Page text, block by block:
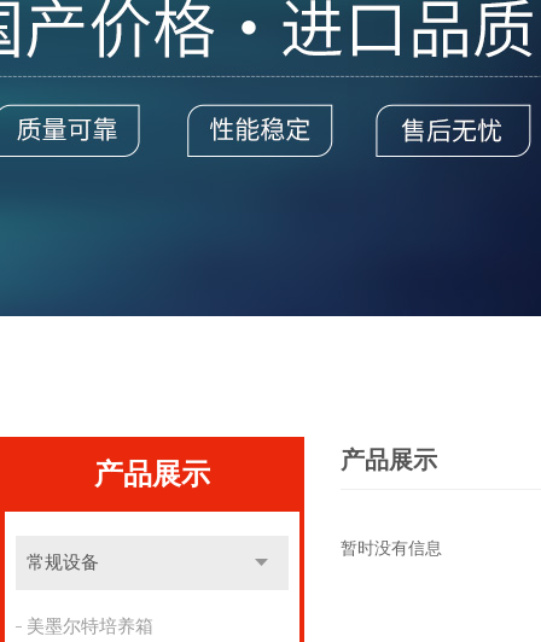
产品展示
常规设备
美墨尔特培养箱
产品展示
暂时没有信息